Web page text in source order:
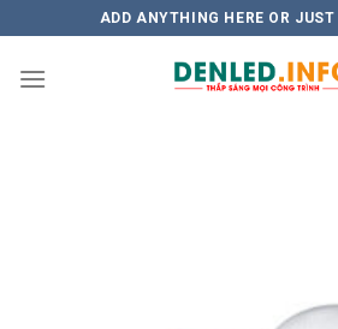
to
content
ADD ANYTHING HERE OR